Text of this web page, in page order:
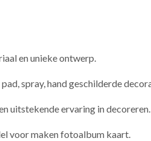
en unieke ontwerp.
spray, hand geschilderde
uitstekende ervaring in decoreren.
voor maken fotoalbum kaart.